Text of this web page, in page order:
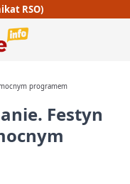
RSO)
programem
Festyn